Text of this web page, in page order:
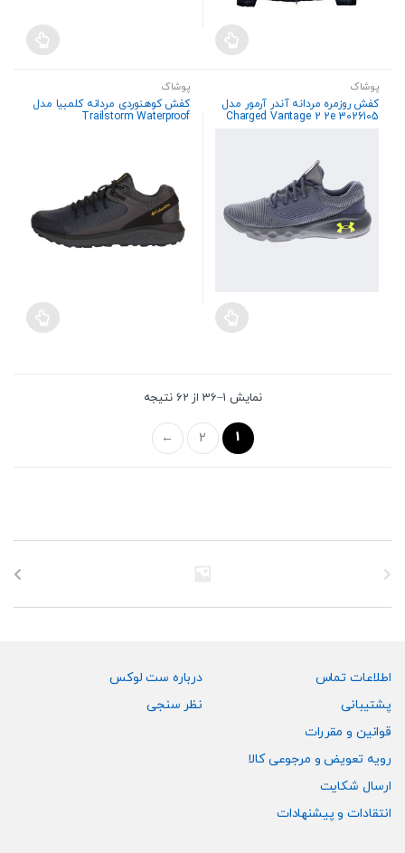
پوشاک
کفش روزمره مردانه آندر آرمور مدل
Charged Vantage 2 2e 3026105
پوشاک
کفش کوهنوردی مردانه کلمبیا مدل
Trailstorm Waterproof
نمایش 1–36 از 62 نتیجه
1
2
←
اطلاعات تماس
پشتیبانی
قوانین و مقررات
رویه تعویض و مرجوعی کالا
ارسال شکایت
انتقادات و پیشنهادات
درباره ست لوکس
نظر سنجی